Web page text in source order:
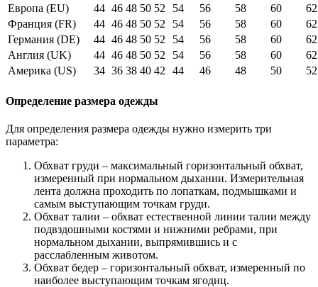
Европа (EU)
44 46 48 50 52 54 56 58 60
62
Франция (FR)
44 46 48 50 52 54 56 58 60
62
Германия (DE)
44 46 48 50 52 54 56 58 60
62
Англия (UK)
44 46 48 50 52 54 56 58 60
62
Америка (US)
34 36 38 40 42 44 46 48 50 52
Определение размера одежды
Для определения размера одежды нужно измерить три
параметра:
Обхват груди – максимальный горизонтальный обхват,
измеренный при нормальном дыхании. Измерительная
лента должна проходить по лопаткам, подмышками и
самым выступающим точкам груди.
Обхват талии – обхват естественной линии талии между
подвздошными костями и нижними ребрами, при
нормальном дыхании, выпрямившись и с
расслабленным животом.
Обхват бедер – горизонтальный обхват, измеренный по
наиболее выступающим точкам ягодиц.